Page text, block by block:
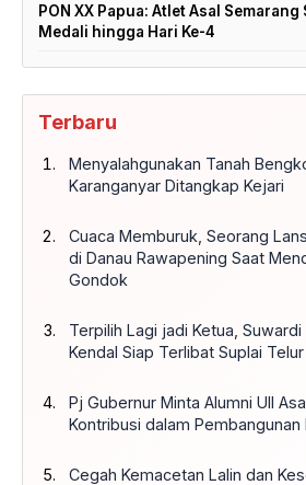
PON XX Papua: Atlet Asal Semarang
Medali hingga Hari Ke-4
Terbaru
Menyalahgunakan Tanah
Karanganyar Ditangkap Kejari
Cuaca Memburuk, Seorang
di Danau Rawapening Saat
Gondok
Terpilih Lagi jadi Ketua, Suwardi
Kendal Siap Terlibat Suplai
Pj Gubernur Minta Alumni UII
Kontribusi dalam Pembangunan
Cegah Kemacetan Lalin dan